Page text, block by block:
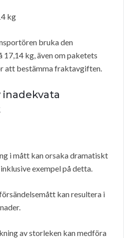
kg
bruka den
kg, även om paketets
att bestämma fraktavgiften.
inadekvata
i mått kan orsaka dramatiskt
exempel på detta.
kan resultera i
av storleken kan medföra